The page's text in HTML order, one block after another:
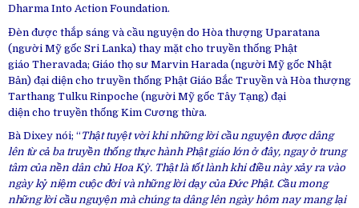
Dharma Into Action Foundation.
Đèn được thắp sáng và cầu nguyện do Hòa thượng Uparatana
(người Mỹ gốc Sri Lanka) thay mặt cho truyền thống Phật
giáo Theravada; Giáo thọ sư Marvin Harada (người Mỹ gốc Nhật
Bản) đại diện cho truyền thống Phật Giáo Bắc Truyền và Hòa thượng
Tarthang Tulku Rinpoche (người Mỹ gốc Tây Tạng) đại
diện cho truyền thống Kim Cương thừa.
Bà Dixey nói; “ Thậttuyệt vờikhi những lờicầu nguyện được dâng
lên từ cả ba truyền thống thực hành Phật giáo lớn ở đây, ngay ở trung
tâm của nền dân chủ Hoa Kỳ. Thật là tốt lànhkhi điều này xảy ra vào
ngày kỷ niệm cuộc đờivà những lời dạy của Đức Phật. Cầu mong
những lờicầu nguyện mà chúng ta dânglên ngày hôm nay mang lại